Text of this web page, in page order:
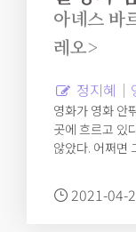
아녜스 바
레오>
정지혜｜
영화가 영화 안
곳에 흐르고 있
않았다. 어쩌면
도 있다. 클레오
나 중요하다.
2021-04-